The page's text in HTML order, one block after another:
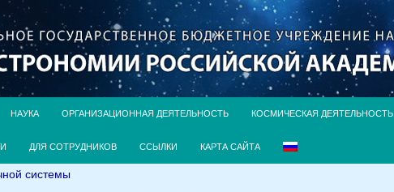
НАУКА ОРГАНИЗАЦИОННАЯ ДЕЯТЕЛЬНОСТЬ КОСМИЧЕСКАЯ ДЕЯТЕЛЬНОСТЬ
ДЛЯ СОТРУДНИКОВ ССЫЛКИ КАРТА САЙТА
системы